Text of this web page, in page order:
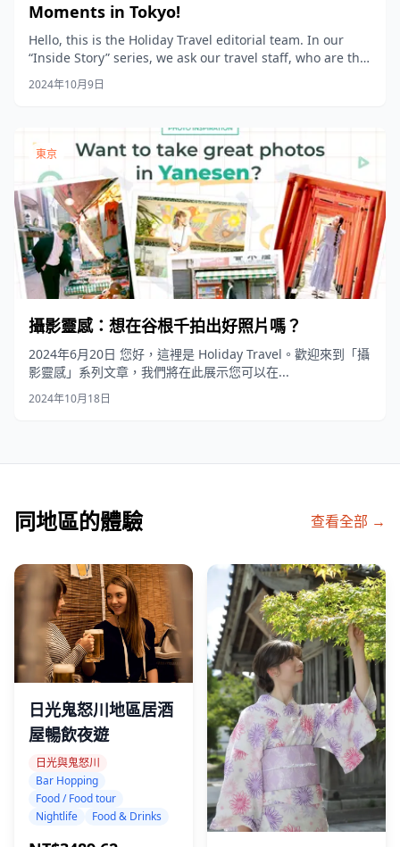
Moments in Tokyo!
Hello, this is the Holiday Travel editorial team. In our
“Inside Story” series, we ask our travel staff, who are the
product planners, to share the stories behind the
products we sell at Holiday Travel!
2024年10月9日
東京
攝影靈感：想在谷根千拍出好照片嗎？
2024年6月20日 您好，這裡是 Holiday Travel。歡迎來到「攝
影靈感」系列文章，我們將在此展示您可以在...
2024年10月18日
同地區的體驗 查看全部 →
日光鬼怒川地區居酒
屋暢飲夜遊
日光與鬼怒川
Bar Hopping
Food / Food tour
Nightlife
Food & Drinks